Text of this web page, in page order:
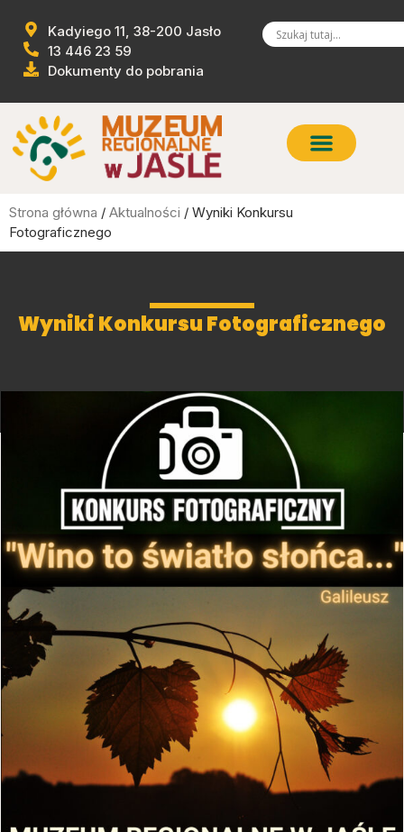
Kadyiego 11, 38-200 Jasło
13 446 23 59
Dokumenty do pobrania
Strona główna / Aktualności / Wyniki Konkursu
Fotograficznego
Wyniki Konkursu Fotograficznego